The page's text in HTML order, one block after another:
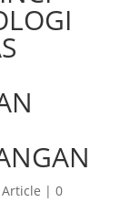
Article | 0